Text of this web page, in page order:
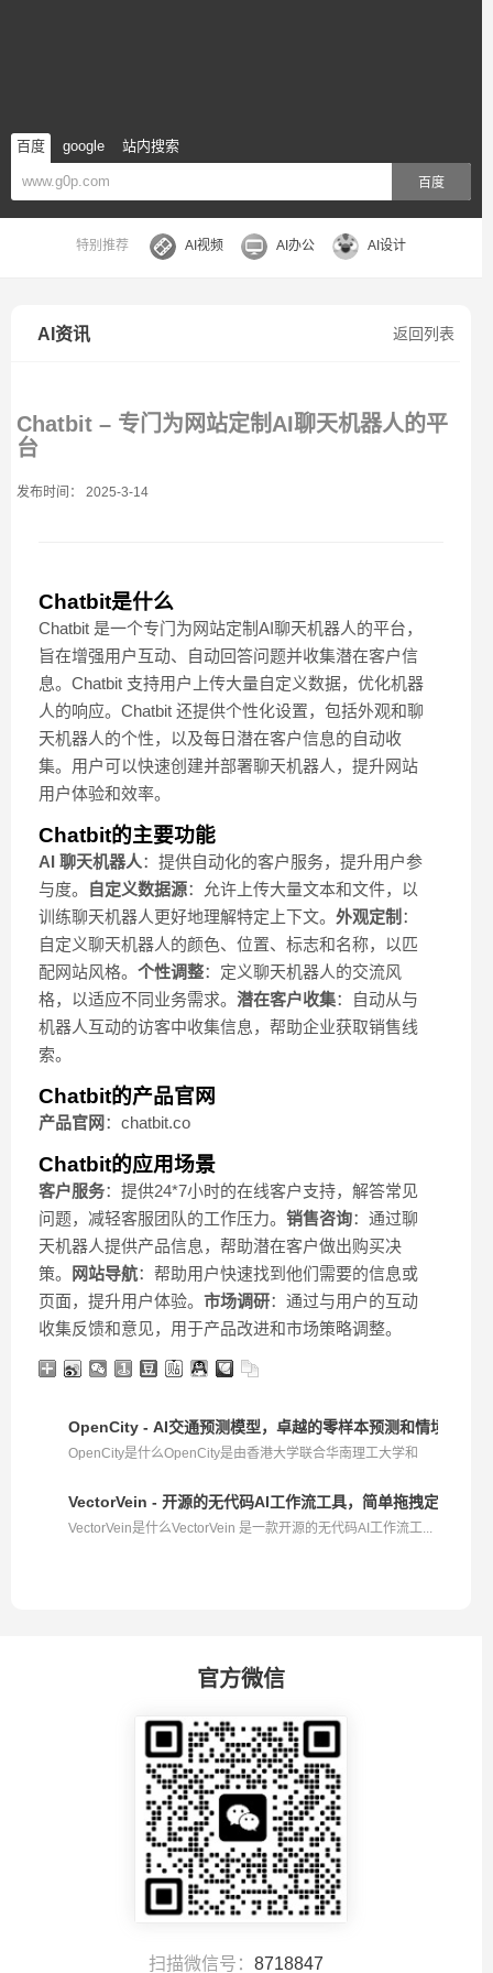
百度 google 站内搜索
百度
特别推荐 AI视频 AI办公 AI设计
返回列表
AI资讯
Chatbit – 专门为网站定制AI聊天机器人的平
台
发布时间： 2025-3-14
Chatbit是什么
Chatbit 是一个专门为网站定制AI聊天机器人的平台，
旨在增强用户互动、自动回答问题并收集潜在客户信
息。Chatbit 支持用户上传大量自定义数据，优化机器
人的响应。Chatbit 还提供个性化设置，包括外观和聊
天机器人的个性，以及每日潜在客户信息的自动收
集。用户可以快速创建并部署聊天机器人，提升网站
用户体验和效率。
Chatbit的主要功能
AI 聊天机器人：提供自动化的客户服务，提升用户参
与度。
自定义数据源：允许上传大量文本和文件，以
训练聊天机器人更好地理解特定上下文。 外观定制 ：
自定义聊天机器人的颜色、位置、标志和名称，以匹
配网站风格。 个性调整：定义聊天机器人的交流风
格，以适应不同业务需求。 潜在客户收集：自动从与
机器人互动的访客中收集信息，帮助企业获取销售线
索。
Chatbit的产品官网
产品官网 ：chatbit.co
Chatbit的应用场景
客户服务：提供24*7小时的在线客户支持，解答常见
问题，减轻客服团队的工作压力。 销售咨询：通过聊
天机器人提供产品信息，帮助潜在客户做出购买决
策。
网站导航：帮助用户快速找到他们需要的信息或
页面，提升用户体验。 市场调研：通过与用户的互动
收集反馈和意见，用于产品改进和市场策略调整。
OpenCity - AI交通预测模型，卓越的零样本预测和情境适应
OpenCity是什么OpenCity是由香港大学联合华南理工大学和
VectorVein - 开源的无代码AI工作流工具，简单拖拽定制AI应
VectorVein是什么VectorVein 是一款开源的无代码AI工作流工...
官方微信
扫描微信号： 8718847